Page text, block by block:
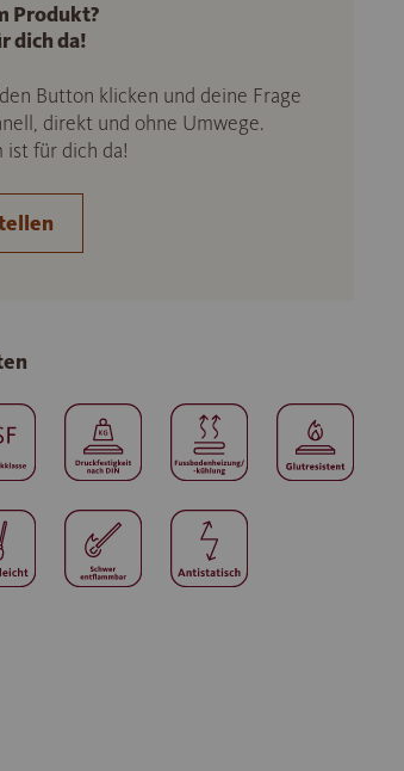
Produkt?
dich da!
Button klicken und deine Frage
direkt und ohne Umwege.
ist für dich da!